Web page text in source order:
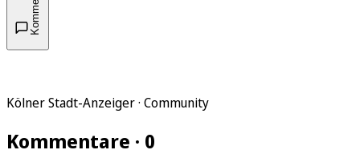
Kölner Stadt-Anzeiger · Community
Kommentare · 0